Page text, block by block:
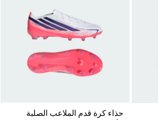
حذاء كرة قدم الملاعب الصلبة